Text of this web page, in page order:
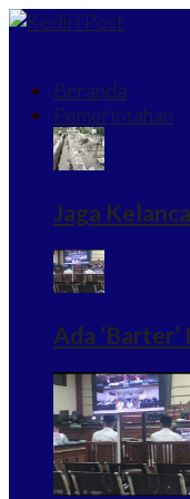
Beranda
Pemerintahan
Jaga
Ada